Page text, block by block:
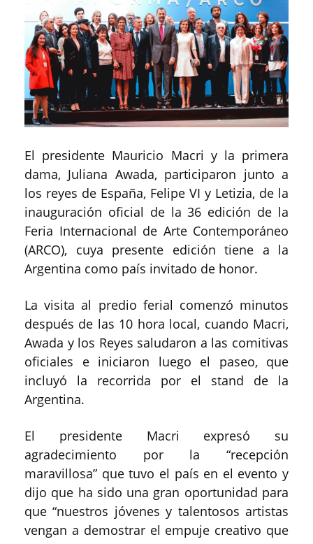
El presidente Mauricio Macri y la primera
dama, Juliana Awada, participaron junto a
los reyes de España, Felipe VI y Letizia, de la
inauguración oficial de la 36 edición de la
Feria Internacional de Arte Contemporáneo
(ARCO), cuya presente edición tiene a la
Argentina como país invitado de honor.
La visita al predio ferial comenzó minutos
después de las 10 hora local, cuando Macri,
Awada y los Reyes saludaron a las comitivas
oficiales e iniciaron luego el paseo, que
incluyó la recorrida por el stand de la
Argentina.
El presidente Macri expresó su
agradecimiento por la “recepción
maravillosa” que tuvo el país en el evento y
dijo que ha sido una gran oportunidad para
que “nuestros jóvenes y talentosos artistas
vengan a demostrar el empuje creativo que